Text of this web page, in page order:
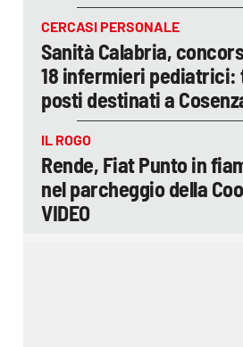
CERCASI PERSONALE
Sanità Calabria,
18 infermieri pediatrici:
posti destinati a
IL ROGO
Rende, Fiat Punto in
nel parcheggio della
VIDEO